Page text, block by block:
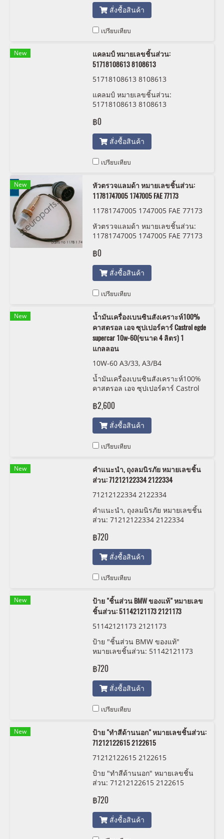
สั่งซื้อสินค้า
เปรียบเทียบ
New
แคลมป์ หมายเลขชิ้นส่วน:
51718108613 8108613
51718108613 8108613
แคลมป์ หมายเลขชิ้นส่วน:
51718108613 8108613
฿0
สั่งซื้อสินค้า
เปรียบเทียบ
New
หัวตรวจแลมด้า หมายเลขชิ้นส่วน:
11781747005 1747005 FAE 77173
11781747005 1747005 FAE 77173
หัวตรวจแลมด้า หมายเลขชิ้นส่วน:
11781747005 1747005 FAE 77173
฿0
สั่งซื้อสินค้า
เปรียบเทียบ
New
น้ำมันเครื่องเบนซินสังเคราะห์100%
คาสตรอล เอจ ซุปเปอร์คาร์ Castrol egde
supercar 10w-60(ขนาด 4 ลิตร) 1
แกลลอน
10W-60 A3/33, A3/B4
น้ำมันเครื่องเบนซินสังเคราะห์100%
คาสตรอล เอจ ซุปเปอร์คาร์ Castrol
ลิตร) 1 แกลลอน 10W-60 A3/33,
A3/B4 SERIES 3 E30 M3 SERIES 3
E36 M3 SERIES 3 E46 M3 SERIES 3
E90 92 93 M3 SERIES 5 E28 M5
SERIES 5 E34 M5 SERIES 5 E39 M5
E85 86 E70 X5M E71 X6M F85 X5M
F86 X6M คุณภาพน้ำมันเครื่องจาก
CASTROL
฿2,600
สั่งซื้อสินค้า
เปรียบเทียบ
New
คำแนะนำ, ถุงลมนิรภัย หมายเลขชิ้น
ส่วน: 71212122334 2122334
71212122334 2122334
คำแนะนำ, ถุงลมนิรภัย หมายเลขชิ้น
ส่วน: 71212122334 2122334
฿720
สั่งซื้อสินค้า
เปรียบเทียบ
New
ป้าย "ชิ้นส่วน BMW ของแท้" หมายเลข
ชิ้นส่วน: 51142121173 2121173
51142121173 2121173
ป้าย "ชิ้นส่วน BMW ของแท้"
หมายเลขชิ้นส่วน: 51142121173
฿720
สั่งซื้อสินค้า
เปรียบเทียบ
New
ป้าย "ทำสีด้านนอก" หมายเลขชิ้นส่วน:
71212122615 2122615
71212122615 2122615
ป้าย "ทำสีด้านนอก" หมายเลขชิ้น
ส่วน: 71212122615 2122615
฿720
สั่งซื้อสินค้า